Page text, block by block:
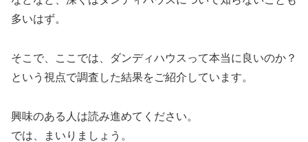
多いはず。
そこで、ここでは、ダンディハウスって本当に良いのか？
という視点で調査した結果をご紹介しています。
興味のある人は読み進めてください。
では、まいりましょう。